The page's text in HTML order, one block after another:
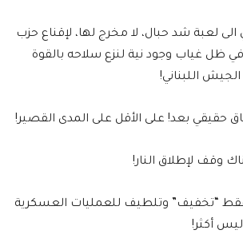
الى لعبة شد حبال، لا مخرج لها، لإقناع حزب
ظل غياب وجود نية لنزع سلاحه بالقوة
اللبناني!
حقيقي بعد! على الأقل على المدى القصير!
وقف لإطلاق النار!
“تخفيف” وتلطيف للعمليات العسكرية
أكثر!